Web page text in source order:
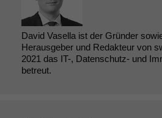
David Vasella ist der Gründer
Herausgeber und Redakteur von
2021 das IT-, Datenschutz- und
betreut.